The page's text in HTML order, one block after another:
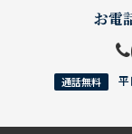
お電
通話無料 平